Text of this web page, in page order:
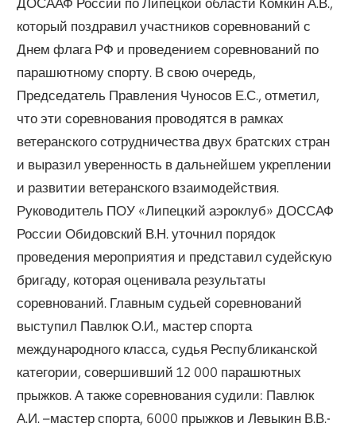
который поздравил участников соревнований с
Днем флага РФ и проведением соревнований по
парашютному спорту. В свою очередь,
Председатель Правления Чуносов Е.С., отметил,
что эти соревнования проводятся в рамках
ветеранского сотрудничества двух братских стран
и выразил уверенность в дальнейшем укреплении
и развитии ветеранского взаимодействия.
Руководитель ПОУ «Липецкий аэроклуб» ДОССАФ
России Обидовский В.Н. уточнил порядок
проведения мероприятия и представил судейскую
бригаду, которая оценивала результаты
соревнований. Главным судьей соревнований
выступил Павлюк О.И., мастер спорта
международного класса, судья Республиканской
категории, совершивший 12 000 парашютных
прыжков. А также соревнования судили: Павлюк
А.И. –мастер спорта, 6000 прыжков и Левыкин В.В.-